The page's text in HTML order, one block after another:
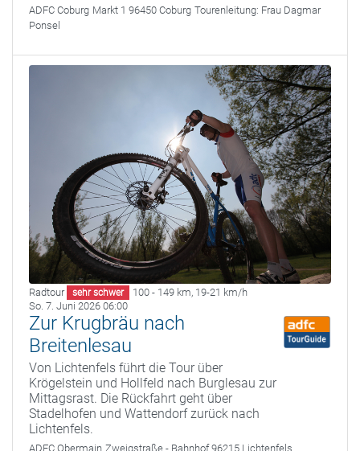
ADFC Coburg Markt 1 96450 Coburg Tourenleitung: Frau Dagmar
Ponsel
Radtour sehr schwer 100 - 149 km, 19-21 km/h
So. 7. Juni 2026 06:00
Zur Krugbräu nach
Breitenlesau
Von Lichtenfels führt die Tour über
Krögelstein und Hollfeld nach Burglesau zur
Mittagsrast. Die Rückfahrt geht über
Stadelhofen und Wattendorf zurück nach
Lichtenfels.
ADFC Obermain Zweigstraße - Bahnhof 96215 Lichtenfels